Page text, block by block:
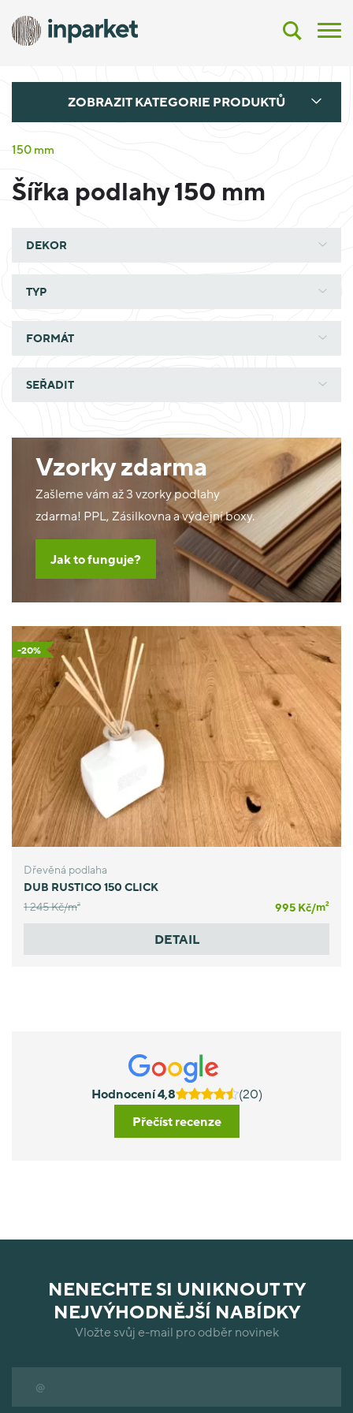
ZOBRAZIT KATEGORIE PRODUKTŮ
150 mm
Šířka podlahy 150 mm
DEKOR
TYP
FORMÁT
SEŘADIT
Vzorky zdarma
Zašleme vám až 3 vzorky podlahy
zdarma! PPL, Zásilkovna a výdejní boxy.
Jak to funguje?
-20%
Dřevěná podlaha
DUB RUSTICO 150 CLICK
1 245 Kč/m2 995 Kč/m2
DETAIL
Hodnocení 4,8
(20)
Přečíst recenze
NENECHTE SI UNIKNOUT TY
NEJVÝHODNĚJŠÍ NABÍDKY
Vložte svůj e-mail pro odběr novinek